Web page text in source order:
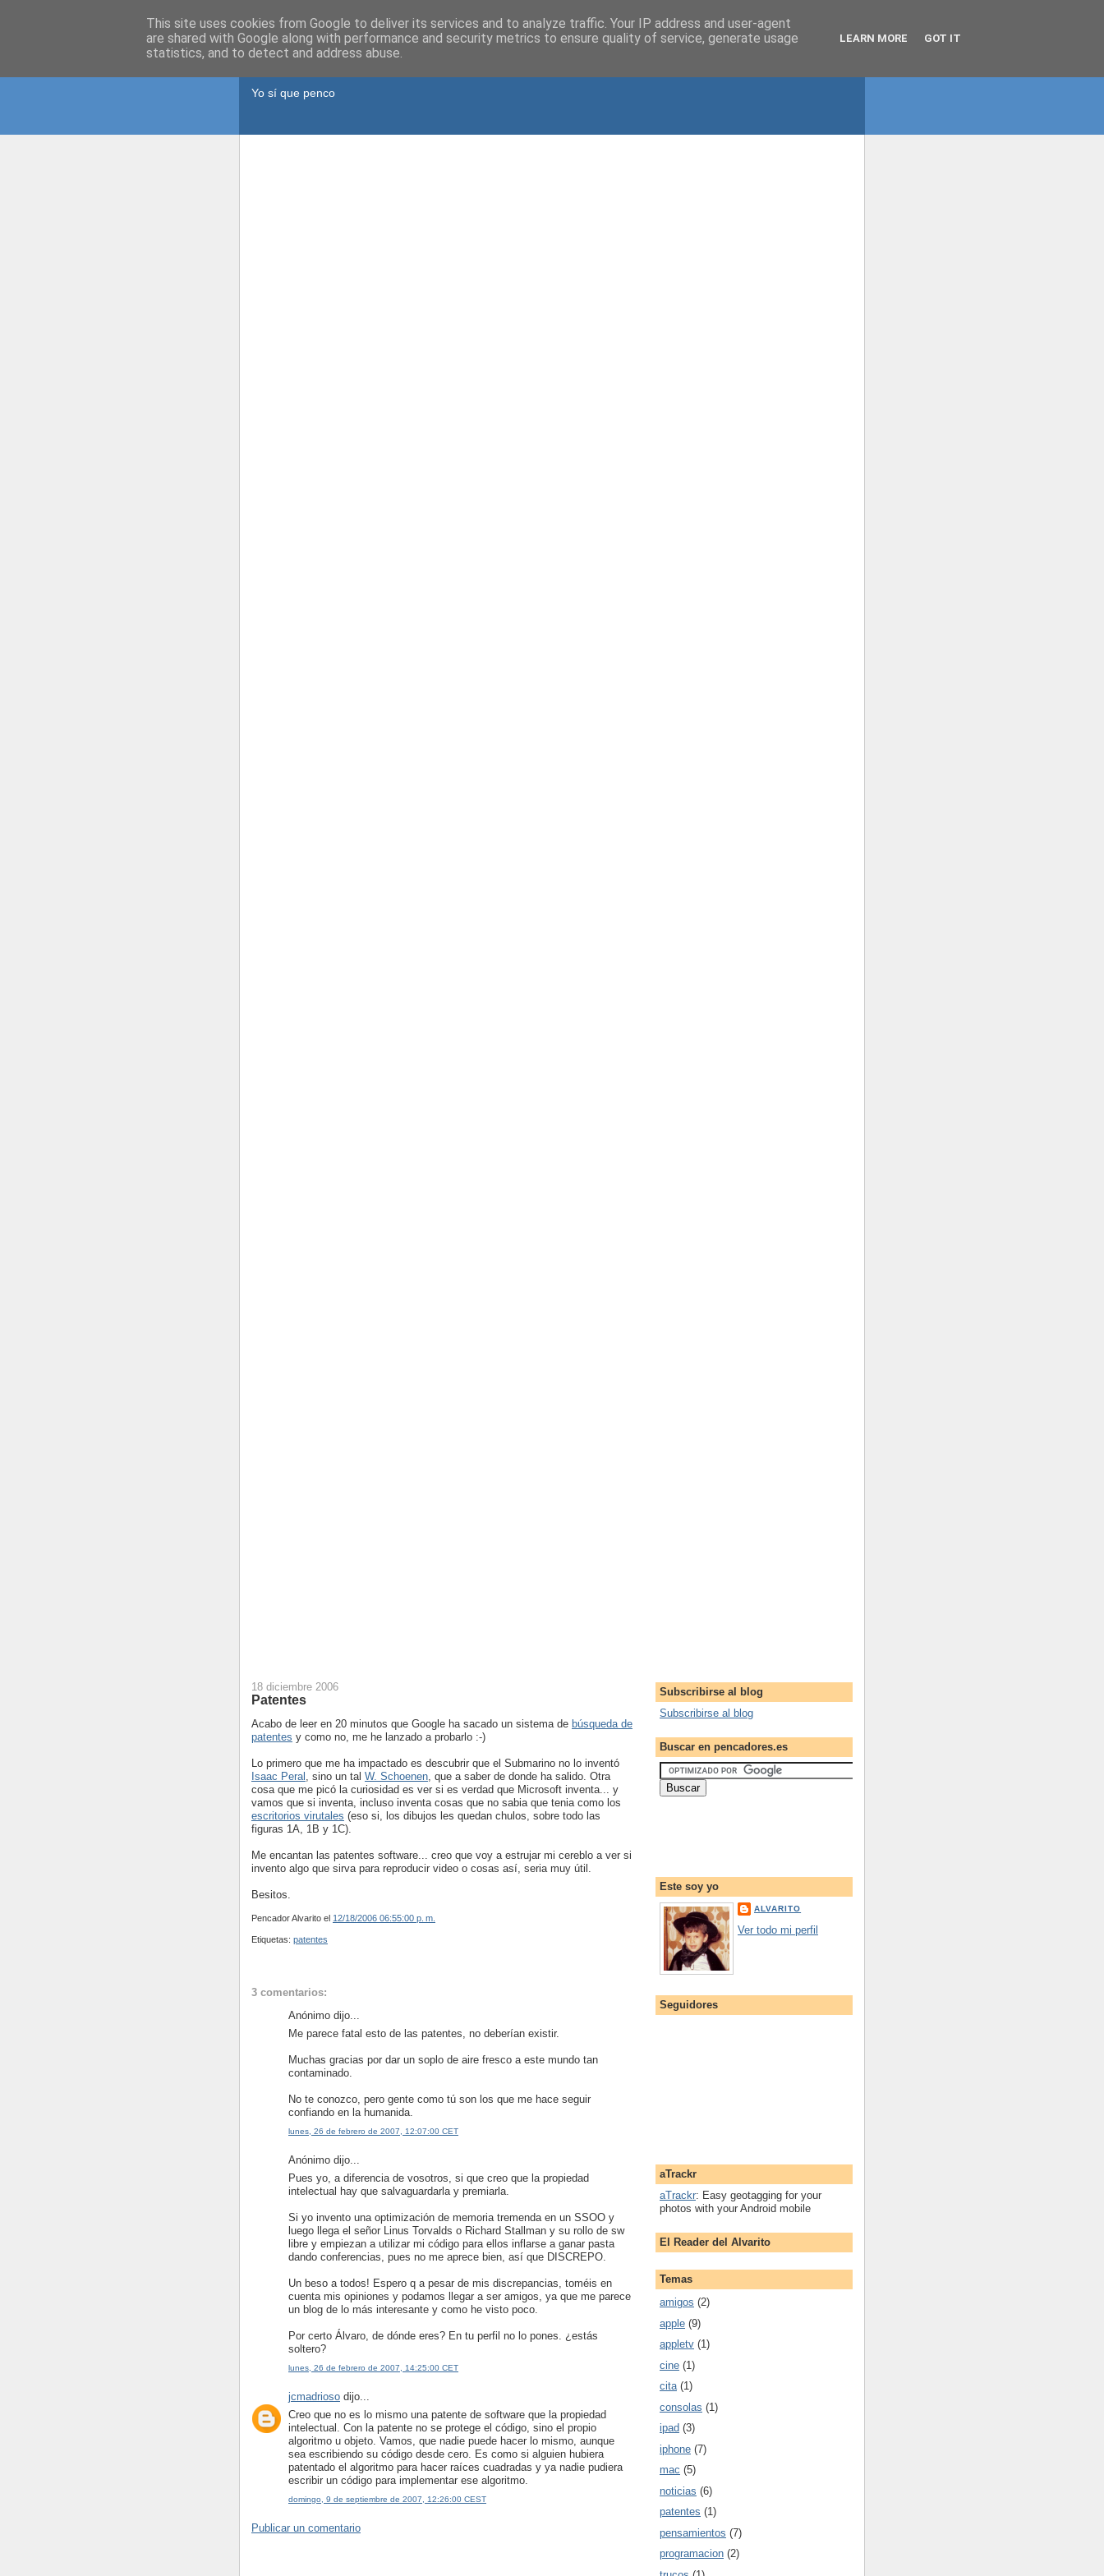
Yo sí que penco
18 diciembre 2006
Patentes
Acabo de leer en 20 minutos que Google ha sacado un sistema de búsqueda de
patentes y como no, me he lanzado a probarlo :-)
Lo primero que me ha impactado es descubrir que el Submarino no lo inventó
Isaac Peral , sino un tal W. Schoenen, que a saber de donde ha salido. Otra
cosa que me picó la curiosidad es ver si es verdad que Microsoft inventa... y
vamos que si inventa, incluso inventa cosas que no sabia que tenia como los
escritorios virutales (eso si, los dibujos les quedan chulos, sobre todo las
figuras 1A, 1B y 1C).
Me encantan las patentes software... creo que voy a estrujar mi cereblo a ver si
invento algo que sirva para reproducir video o cosas así, seria muy útil.
Besitos.
Pencador Alvarito el 12/18/2006 06:55:00 p. m.
Etiquetas: patentes
3 comentarios:
Anónimo dijo...
Me parece fatal esto de las patentes, no deberían existir.
Muchas gracias por dar un soplo de aire fresco a este mundo tan
contaminado.
No te conozco, pero gente como tú son los que me hace seguir
confiando en la humanida.
lunes, 26 de febrero de 2007, 12:07:00 CET
Anónimo dijo...
Pues yo, a diferencia de vosotros, si que creo que la propiedad
intelectual hay que salvaguardarla y premiarla.
Si yo invento una optimización de memoria tremenda en un SSOO y
luego llega el señor Linus Torvalds o Richard Stallman y su rollo de sw
libre y empiezan a utilizar mi código para ellos inflarse a ganar pasta
dando conferencias, pues no me aprece bien, así que DISCREPO.
Un beso a todos! Espero q a pesar de mis discrepancias, toméis en
cuenta mis opiniones y podamos llegar a ser amigos, ya que me parece
un blog de lo más interesante y como he visto poco.
Por certo Álvaro, de dónde eres? En tu perfil no lo pones. ¿estás
soltero?
lunes, 26 de febrero de 2007, 14:25:00 CET
jcmadrioso dijo...
Creo que no es lo mismo una patente de software que la propiedad
intelectual. Con la patente no se protege el código, sino el propio
algoritmo u objeto. Vamos, que nadie puede hacer lo mismo, aunque
sea escribiendo su código desde cero. Es como si alguien hubiera
patentado el algoritmo para hacer raíces cuadradas y ya nadie pudiera
escribir un código para implementar ese algoritmo.
domingo, 9 de septiembre de 2007, 12:26:00 CEST
Publicar un comentario
Subscribirse al blog
Subscribirse al blog
Buscar en pencadores.es
Este soy yo
ALVARITO
Ver todo mi perfil
Seguidores
aTrackr
aTrackr: Easy geotagging for your
photos with your Android mobile
El Reader del Alvarito
Temas
amigos (2)
apple (9)
appletv (1)
cine (1)
cita (1)
consolas (1)
ipad (3)
iphone (7)
mac (5)
noticias (6)
patentes (1)
pensamientos (7)
programacion (2)
This site uses cookies from Google to deliver its services and to analyze traffic. Your IP address and user-agent
are shared with Google along with performance and security metrics to ensure quality of service, generate usage
statistics, and to detect and address abuse.
LEARN MORE GOT IT